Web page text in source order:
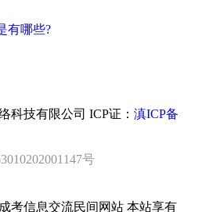
有哪些?
科技有限公司 ICP证： 滇ICP备
号
考信息交流民间网站 本站享有